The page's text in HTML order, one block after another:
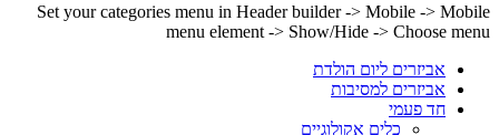
Set your categories menu in Header builder -> Mobile -> Mobile
menu element -> Show/Hide -> Choose menu
אביזרים ליום הולדת
אביזרים למסיבות
חד פעמי
כלים אקולוגיים